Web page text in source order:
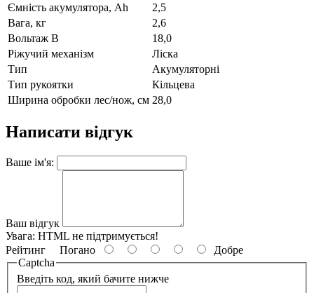
Ємність акумулятора, Ah
2,5
Вага, кг
2,6
Вольтаж В
18,0
Ріжучий механізм
Ліска
Тип
Акумуляторні
Тип рукоятки
Кільцева
Ширина обробки лес/нож, см 28,0
Написати відгук
Ваше ім'я:
Ваш відгук
Увага: HTML не підтримується!
Рейтинг Погано
Добре
Captcha
Введіть код, який бачите нижче